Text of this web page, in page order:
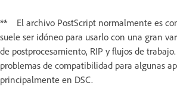
**
El archivo PostScript normalmente es
suele ser idóneo para usarlo con una gran
de postprocesamiento, RIP y flujos de
problemas de compatibilidad para algunas
principalmente en DSC.